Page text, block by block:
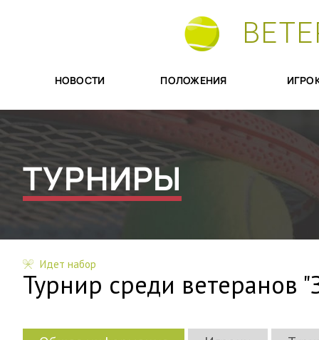
НОВОСТИ ПОЛОЖЕНИЯ
ТУРНИРЫ
Идет набор
Турнир среди ветеранов